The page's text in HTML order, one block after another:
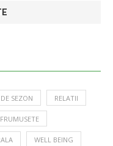
DE SEZON RELATII
WELL BEING